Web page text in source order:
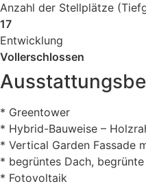
Anzahl der Stellplätze
17
Entwicklung
Vollerschlossen
* Greentower
* Hybrid-Bauweise –
* Vertical Garden Fassade
* begrüntes Dach,
* Fotovoltaik